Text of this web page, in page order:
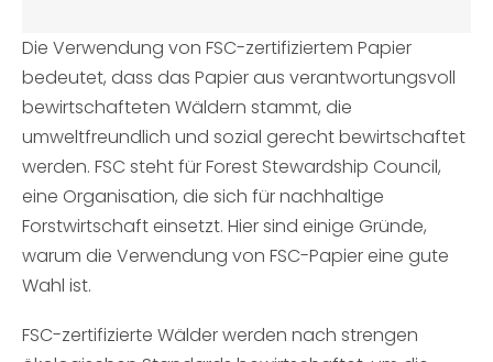
Die Verwendung von FSC-zertifiziertem Papier
bedeutet, dass das Papier aus verantwortungsvoll
bewirtschafteten Wäldern stammt, die
umweltfreundlich und sozial gerecht bewirtschaftet
werden. FSC steht für Forest Stewardship Council,
eine Organisation, die sich für nachhaltige
Forstwirtschaft einsetzt. Hier sind einige Gründe,
warum die Verwendung von FSC-Papier eine gute
Wahl ist.
FSC-zertifizierte Wälder werden nach strengen